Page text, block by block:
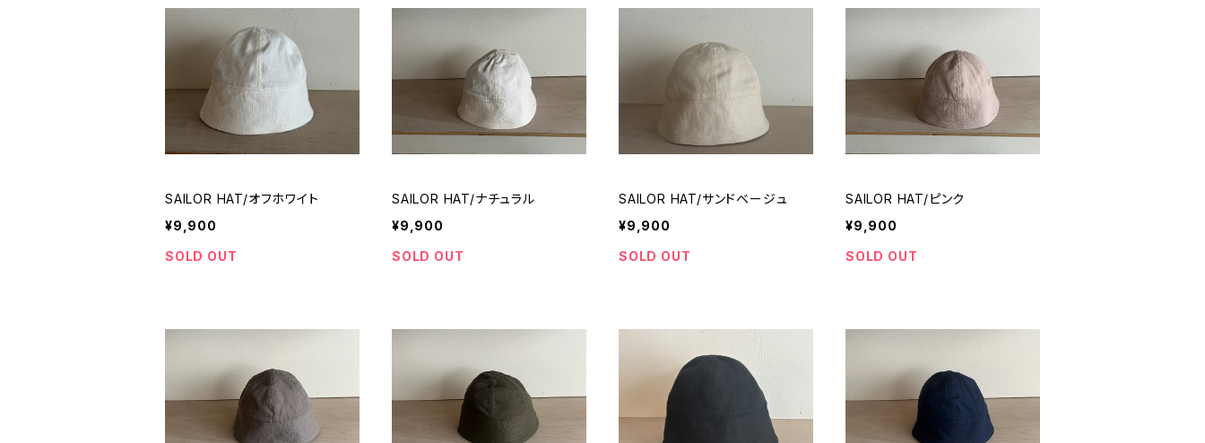
SAILOR HAT/オフホワイト
¥9,900
SOLD OUT
SAILOR HAT/ナチュラル
¥9,900
SOLD OUT
SAILOR HAT/サンドベージュ
¥9,900
SOLD OUT
SAILOR HAT/ピンク
¥9,900
SOLD OUT